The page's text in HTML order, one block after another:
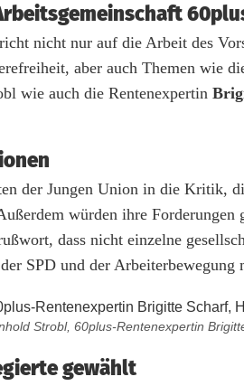
nicht nur auf die Arbeit des
aber auch Themen wie
wie auch die Rentenexpertin
der Jungen Union in die Kritik,
würden ihre Forderungen
dass nicht einzelne
SPD und der Arbeiterbewegung
Strobl, 60plus-Rentenexpertin
gewählt